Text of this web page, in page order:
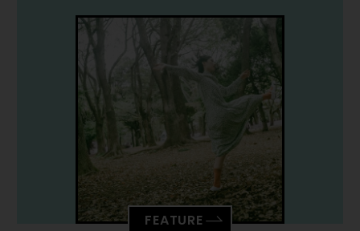
FEATURE